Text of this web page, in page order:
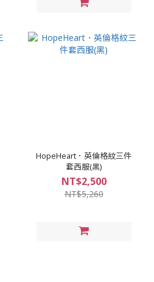
HopeHeart．英倫格紋三件
套西服(黑)
NT$2,500
NT$5,260